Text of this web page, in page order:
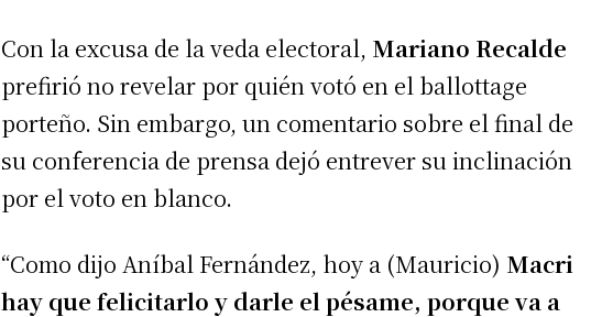
Con la excusa de la veda electoral, Mariano Recalde
prefirió no revelar por quién votó en el ballottage
porteño. Sin embargo, un comentario sobre el final de
su conferencia de prensa dejó entrever su inclinación
por el voto en blanco.
“Como dijo Aníbal Fernández, hoy a (Mauricio) Macri
hay que felicitarlo y darle el pésame, porque va a